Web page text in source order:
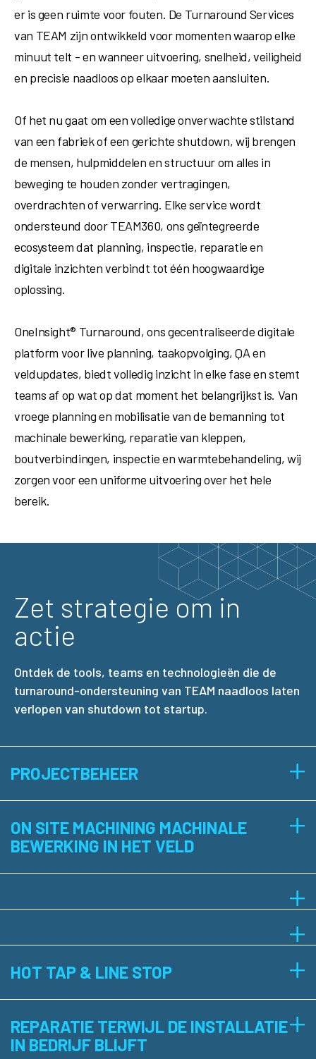
er is geen ruimte voor fouten. De Turnaround Services
van TEAM zijn ontwikkeld voor momenten waarop elke
minuut telt - en wanneer uitvoering, snelheid, veiligheid
en precisie naadloos op elkaar moeten aansluiten.
Of het nu gaat om een volledige onverwachte stilstand
van een fabriek of een gerichte shutdown, wij brengen
de mensen, hulpmiddelen en structuur om alles in
beweging te houden zonder vertragingen,
overdrachten of verwarring. Elke service wordt
ondersteund door TEAM360, ons geïntegreerde
ecosysteem dat planning, inspectie, reparatie en
digitale inzichten verbindt tot één hoogwaardige
oplossing.
OneInsight® Turnaround, ons gecentraliseerde digitale
platform voor live planning, taakopvolging, QA en
veldupdates, biedt volledig inzicht in elke fase en stemt
teams af op wat op dat moment het belangrijkst is. Van
vroege planning en mobilisatie van de bemanning tot
machinale bewerking, reparatie van kleppen,
boutverbindingen, inspectie en warmtebehandeling, wij
zorgen voor een uniforme uitvoering over het hele
bereik.
Zet strategie om in
actie
Ontdek de tools, teams en technologieën die de
turnaround-ondersteuning van TEAM naadloos laten
verlopen van shutdown tot startup.
+
PROJECTBEHEER
+
ON SITE MACHINING MACHINALE
BEWERKING IN HET VELD
+
+
+
HOT TAP & LINE STOP
+
REPARATIE TERWIJL DE INSTALLATIE
IN BEDRIJF BLIJFT